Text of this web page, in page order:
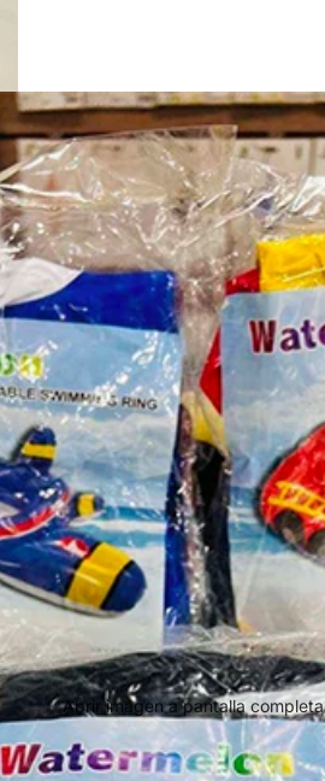
Abrir imagen a pantalla completa